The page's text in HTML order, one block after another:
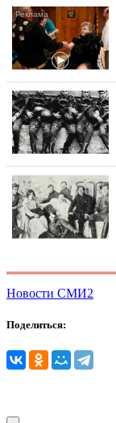
Новости СМИ2
Поделиться: